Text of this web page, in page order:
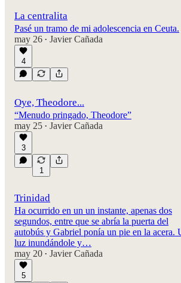
La centralita
Pasé un tramo de mi adolescencia en Ceuta.
may 26 • Javier Cañada
4
Oye, Theodore...
“Menudo pringado, Theodore”
may 25 • Javier Cañada
3
1
Trinidad
Ha ocurrido en un un instante, apenas dos
segundos, entre que se abría la puerta del
autobús y Gabriel ponía un pie en la acera.
luz inundándole y…
may 20 • Javier Cañada
5